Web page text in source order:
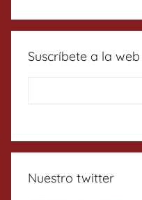
Suscríbete a la
Nuestro twitter